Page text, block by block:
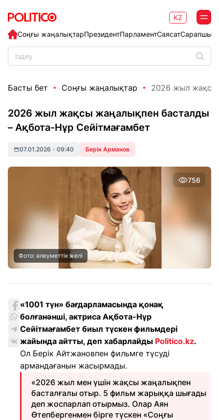
Соңғы жаңалықтарПрезидентПарламентСаясат
KZ
Басты бет Соңғы жаңалықтар 2026 жыл жақсы
2026 жыл жақсы жаңалықпен басталды
– Ақбота-Нұр Сейітмағамбет
07.01.2026 • 09:40 Берік Арманов
756
Фото: әлеуметтік желі
«1001 түн» бағдарламасында қонақ
болғанәнші, актриса Ақбота-Нұр
Сейітмағамбет биыл түскен фильмдері
жайында айтты, деп хабарлайды Politico.kz.
Ол Берік Айтжановпен фильмге түсуді
армандағанын жасырмады.
«2026 жыл мен үшін жақсы жаңалықпен
басталғалы отыр. 5 фильм жарыққа шығады
деп жоспарлап отырмыз. Олар Аян
Өтепбергенмен бірге түскен «Соңғы